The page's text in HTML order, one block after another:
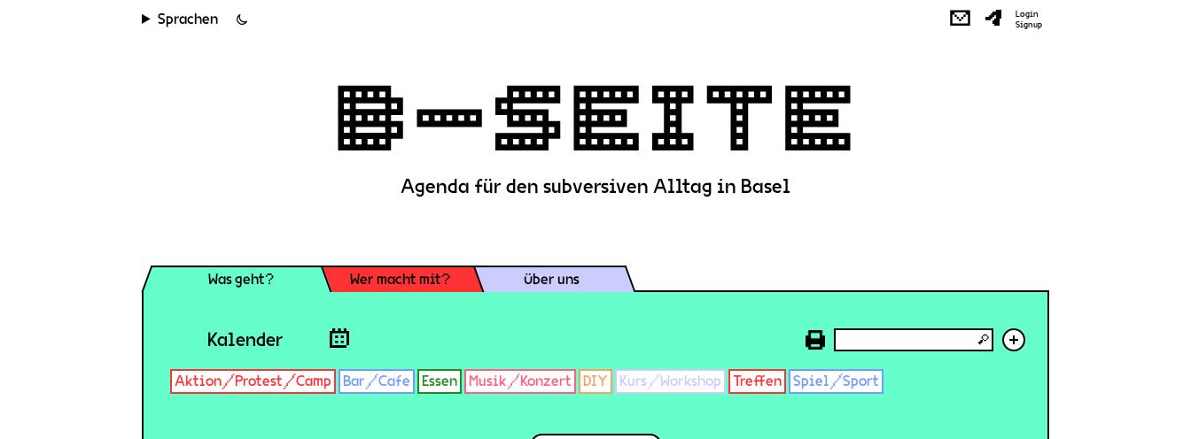
Sprachen ✉
Login
Signup
Agenda für den subversiven Alltag in Basel
Was geht? Wer macht mit? Über uns
Kalender +
Aktion/Protest/Camp Bar/Cafe Essen Musik/Konzert DIY Kurs/Workshop Treffen Spiel/Sport